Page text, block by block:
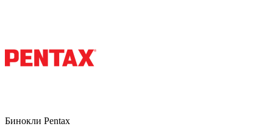
Бинокли Pentax